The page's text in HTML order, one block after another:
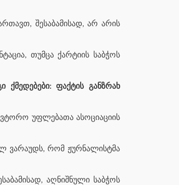
შესაბამისად, არ არის
თუმცა ქარტიის საბჭოს
ქმედებები: ფაქტის განზრახ
უფლებათა ასოციაციის
ვარაუდს, რომ ჟურნალისტმა
აღნიშნული საბჭოს